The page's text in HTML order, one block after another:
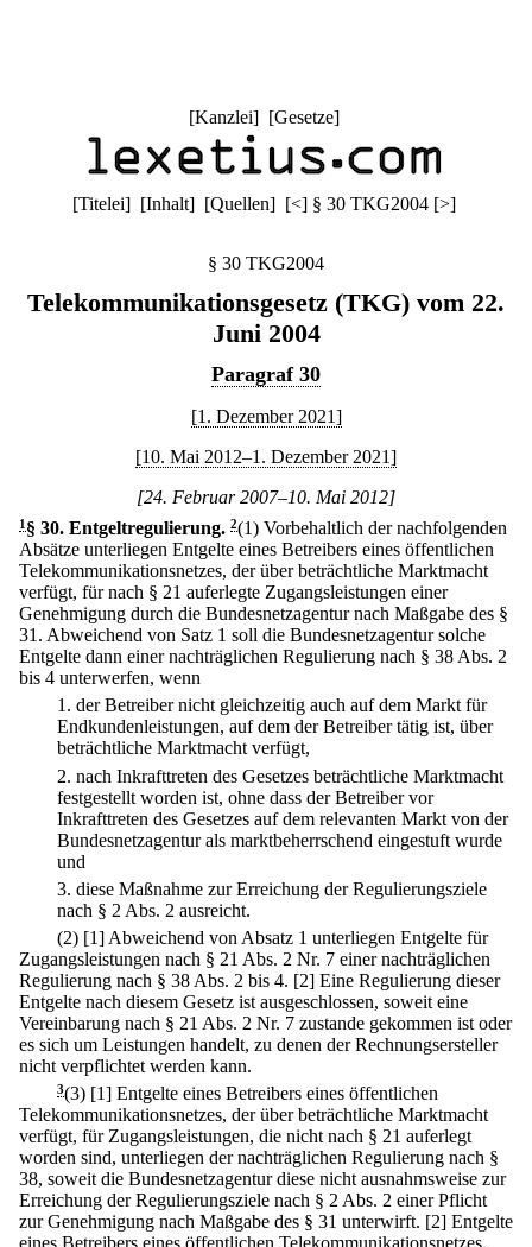
[Kanzlei] [Gesetze]
[Titelei] [Inhalt] [Quellen] [<] § 30 TKG2004 [>]
§ 30 TKG2004
Telekommunikationsgesetz (TKG) vom 22.
Juni 2004
Paragraf 30
[1. Dezember 2021]
[10. Mai 2012–1. Dezember 2021]
[24. Februar 2007–10. Mai 2012]
1 § 30. Entgeltregulierung. 2(1) Vorbehaltlich der nachfolgenden
Absätze unterliegen Entgelte eines Betreibers eines öffentlichen
Telekommunikationsnetzes, der über beträchtliche Marktmacht
verfügt, für nach § 21 auferlegte Zugangsleistungen einer
Genehmigung durch die Bundesnetzagentur nach Maßgabe des §
31. Abweichend von Satz 1 soll die Bundesnetzagentur solche
Entgelte dann einer nachträglichen Regulierung nach § 38 Abs. 2
bis 4 unterwerfen, wenn
1. der Betreiber nicht gleichzeitig auch auf dem Markt für
Endkundenleistungen, auf dem der Betreiber tätig ist, über
beträchtliche Marktmacht verfügt,
2. nach Inkrafttreten des Gesetzes beträchtliche Marktmacht
festgestellt worden ist, ohne dass der Betreiber vor
Inkrafttreten des Gesetzes auf dem relevanten Markt von der
Bundesnetzagentur als marktbeherrschend eingestuft wurde
und
3. diese Maßnahme zur Erreichung der Regulierungsziele
nach § 2 Abs. 2 ausreicht.
(2) [1] Abweichend von Absatz 1 unterliegen Entgelte für
Zugangsleistungen nach § 21 Abs. 2 Nr. 7 einer nachträglichen
Regulierung nach § 38 Abs. 2 bis 4. [2] Eine Regulierung dieser
Entgelte nach diesem Gesetz ist ausgeschlossen, soweit eine
Vereinbarung nach § 21 Abs. 2 Nr. 7 zustande gekommen ist oder
es sich um Leistungen handelt, zu denen der Rechnungsersteller
nicht verpflichtet werden kann.
3(3) [1] Entgelte eines Betreibers eines öffentlichen
Telekommunikationsnetzes, der über beträchtliche Marktmacht
verfügt, für Zugangsleistungen, die nicht nach § 21 auferlegt
worden sind, unterliegen der nachträglichen Regulierung nach §
38, soweit die Bundesnetzagentur diese nicht ausnahmsweise zur
Erreichung der Regulierungsziele nach § 2 Abs. 2 einer Pflicht
zur Genehmigung nach Maßgabe des § 31 unterwirft. [2] Entgelte